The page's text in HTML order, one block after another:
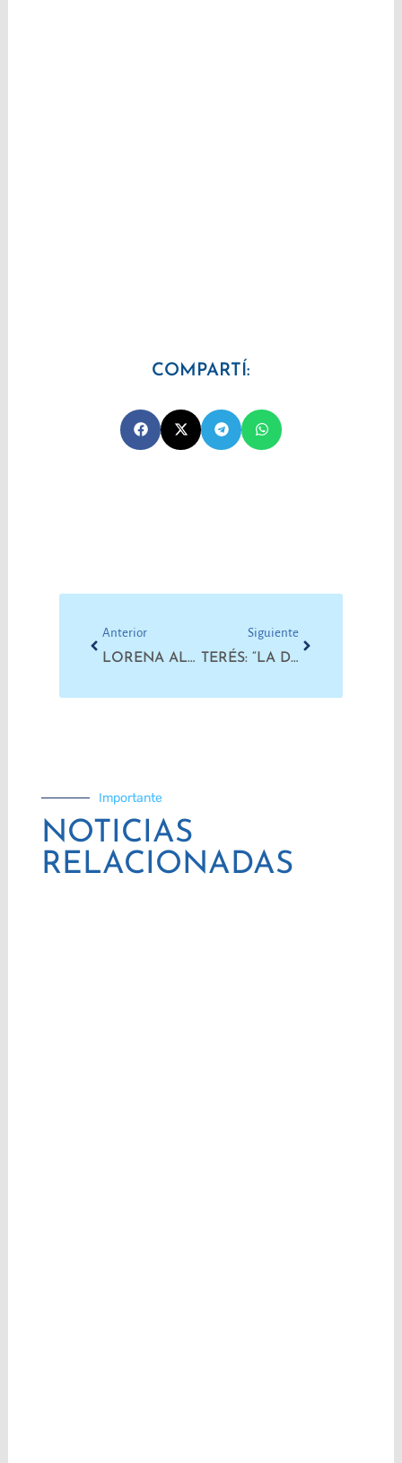
COMPARTÍ:
Anterior
LORENA ALMIRÓN: “EL MOVIMIENTO SINDICAL TIENE QUE ESTAR PRESENTE EN TODO MOMENTO, AUNQUE HAYA UN GOBIERNO POPULAR”
Siguiente
TERÉS: “LA DEUDA POR EL INCUMPLIMIENTO DE LA LEY DE FINANCIAMIENTO EDUCATIVO ES GIGANTESCA”
Importante
NOTICIAS
RELACIONADAS